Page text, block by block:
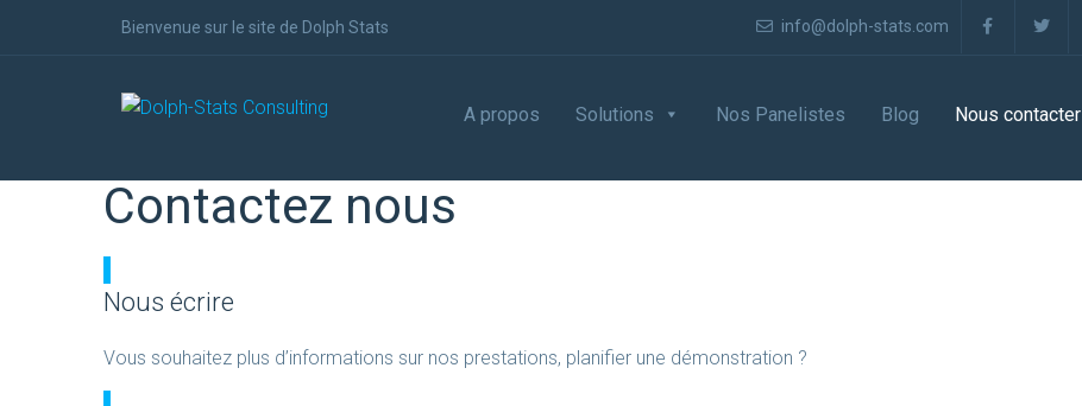
Bienvenue sur le site de Dolph Stats info@dolph-stats.com
A propos Solutions Nos Panelistes Blog Nous contacter
Contactez nous
Nous écrire
Vous souhaitez plus d’informations sur nos prestations, planifier une démonstration ?